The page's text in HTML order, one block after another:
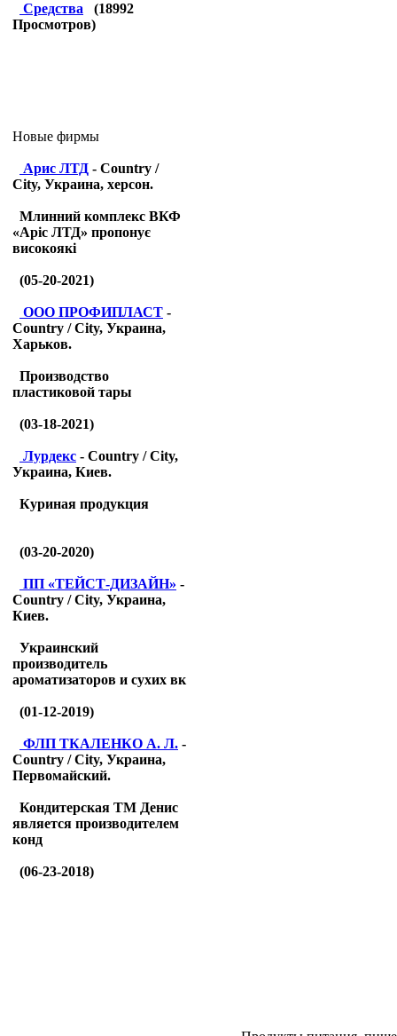
Средства (18992
Просмотров)
Новые фирмы
Арис ЛТД - Country /
City, Украина, херсон.
Млинний комплекс ВКФ
«Аріс ЛТД» пропонує
високоякі
(05-20-2021)
ООО ПРОФИПЛАСТ -
Country / City, Украина,
Харьков.
Производство
пластиковой тары
(03-18-2021)
Лурдекс - Country / City,
Украина, Киев.
Куриная продукция
(03-20-2020)
ПП «ТЕЙСТ-ДИЗАЙН» -
Country / City, Украина,
Киев.
Украинский
производитель
ароматизаторов и сухих вк
(01-12-2019)
ФЛП ТКАЛЕНКО А. Л. -
Country / City, Украина,
Первомайский.
Кондитерская ТМ Денис
является производителем
конд
(06-23-2018)